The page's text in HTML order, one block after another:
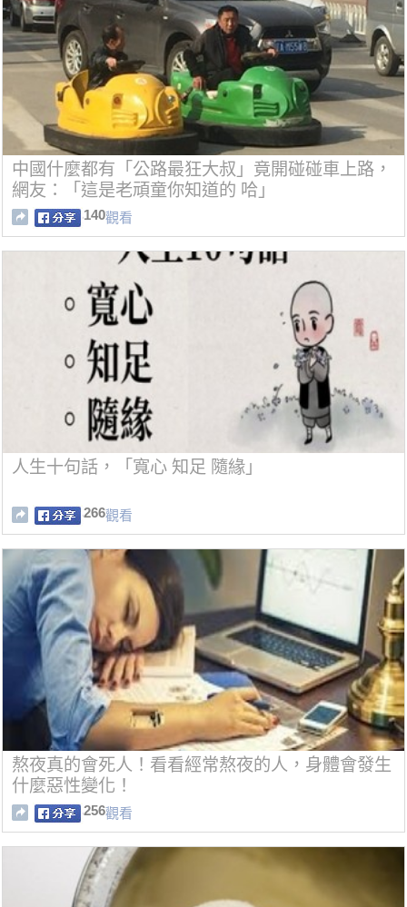
中國什麼都有「公路最狂大叔」竟開碰碰車上路，
網友：「這是老頑童你知道的 哈」
140觀看
人生十句話，「寬心 知足 隨緣」
266觀看
熬夜真的會死人！看看經常熬夜的人，身體會發生
什麼惡性變化！
256觀看